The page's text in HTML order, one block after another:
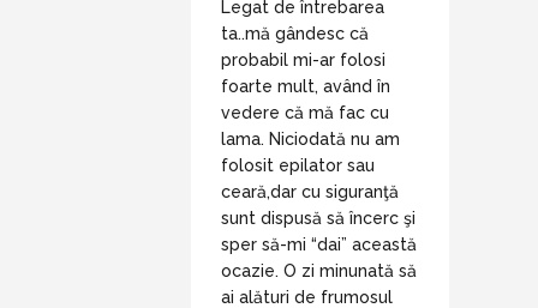
Legat de întrebarea
ta..mă gândesc că
probabil mi-ar folosi
foarte mult, având în
vedere că mă fac cu
lama. Niciodată nu am
folosit epilator sau
ceară,dar cu siguranţă
sunt dispusă să încerc şi
sper să-mi “dai” această
ocazie. O zi minunată să
ai alături de frumosul